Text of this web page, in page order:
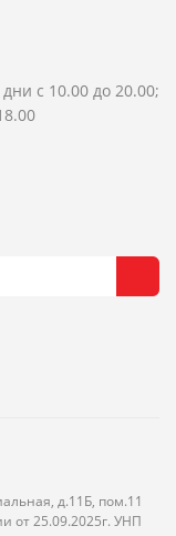
с 10.00 до 20.00;
д.11Б, пом.11
от 25.09.2025г. УНП